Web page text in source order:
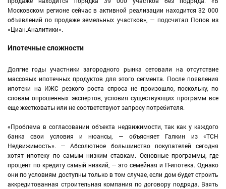
Московском регионе сейчас в активной реализации находится 32 000
объявлений по продаже земельных участков», — подсчитал Попов из
«Циан.Аналитики».
Ипотечные сложности
Долгие годы участники загородного рынка сетовали на отсутствие
массовых ипотечных продуктов для этого сегмента. После появления
ипотеки на ИЖС резкого роста спроса не произошло, поскольку, по
словам опрошенных экспертов, условия существующих программ все
еще жестковаты или не соответствуют запросу потребителя.
«Проблема в согласовании объекта недвижимости, так как у каждого
банка свои условия и нюансы, — объясняет Галкин из «ТСН
Недвижимость». — Абсолютное большинство покупателей сегодня
хотят ипотеку по самым низким ставкам. Основные программы, где
процент по кредиту самый низкий, — это семейная и IТ-ипотека. Однако
они по условиям доступны только в том случае, если дом будет строить
аккредитованная строительная компания по договору подряда. Взять